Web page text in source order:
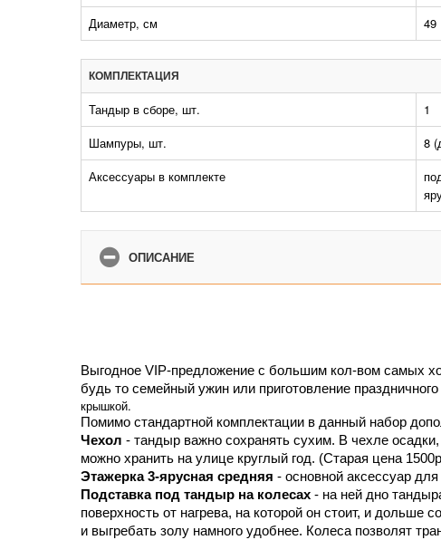
Диаметр, см
49
КОМПЛЕКТАЦИЯ
Тандыр в сборе, шт.
1
Шампуры, шт.
8
Аксессуары в комплекте
ОПИСАНИЕ
Выгодное VIP-предложение с большим кол-вом самых
будь то семейный ужин или приготовление
крышкой.
Помимо стандартной комплектации в данный набор
Чехол - тандыр важно сохранять сухим. В чехле
можно хранить на улице круглый год. (Старая цена
Этажерка 3-ярусная средняя - основной аксессуар
Подставка под тандыр на колесах - на ней дно
поверхность от нагрева, на которой он стоит, и
и выгребать золу намного удобнее. Колеса позволят